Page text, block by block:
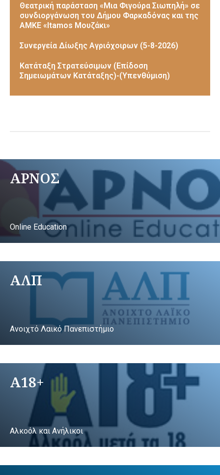
Θεατρική παράσταση «Μια Φιγούρα Σιωπηλή» σε
συνδιοργάνωση του Δήμου Φαρκαδόνας και της
ΑΜΚΕ «Itamos Μουζάκι»
Συνεργεία Δίωξης Αγριόχοιρων (5-8-2026)
Κατάταξη Στρατεύσιμων (Επίδοση
Σημειωμάτων Κατάταξης)-(Υπενθύμιση)
ΑΡΝΟΣ
Online Education
ΑΛΠ
Ανοιχτό Λαικό Πανεπιστήμιο
A18+
Αλκοόλ και Ανήλικοι